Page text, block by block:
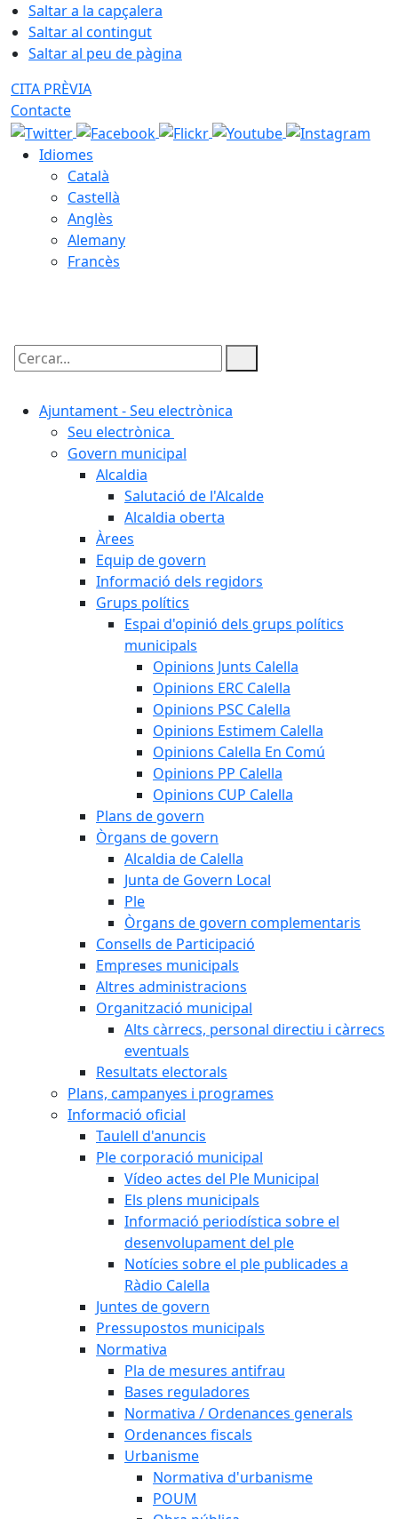
Saltar a la capçalera
Saltar al contingut
Saltar al peu de pàgina
CITA PRÈVIA
Contacte
Idiomes
Català
Castellà
Anglès
Alemany
Francès
Cercar:
Ajuntament - Seu electrònica
Seu electrònica
Govern municipal
Alcaldia
Salutació de l'Alcalde
Alcaldia oberta
Àrees
Equip de govern
Informació dels regidors
Grups polítics
Espai d'opinió dels grups polítics
municipals
Opinions Junts Calella
Opinions ERC Calella
Opinions PSC Calella
Opinions Estimem Calella
Opinions Calella En Comú
Opinions PP Calella
Opinions CUP Calella
Plans de govern
Òrgans de govern
Alcaldia de Calella
Junta de Govern Local
Ple
Òrgans de govern complementaris
Consells de Participació
Empreses municipals
Altres administracions
Organització municipal
Alts càrrecs, personal directiu i càrrecs
eventuals
Resultats electorals
Plans, campanyes i programes
Informació oficial
Taulell d'anuncis
Ple corporació municipal
Vídeo actes del Ple Municipal
Els plens municipals
Informació periodística sobre el
desenvolupament del ple
Notícies sobre el ple publicades a
Ràdio Calella
Juntes de govern
Pressupostos municipals
Normativa
Pla de mesures antifrau
Bases reguladores
Normativa / Ordenances generals
Ordenances fiscals
Urbanisme
Normativa d'urbanisme
POUM